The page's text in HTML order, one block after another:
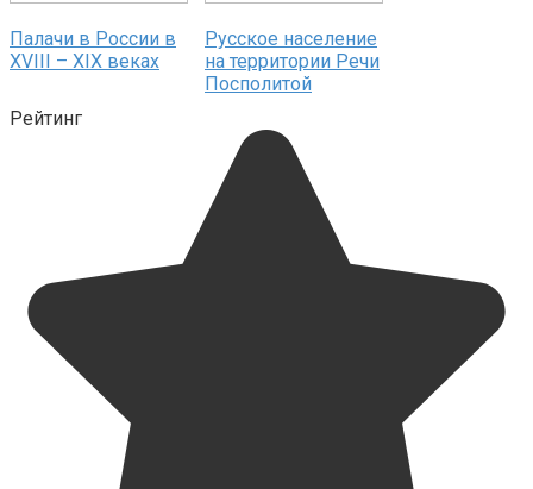
Палачи в России в
XVIII – XIX веках
Русское население
на территории Речи
Посполитой
Рейтинг